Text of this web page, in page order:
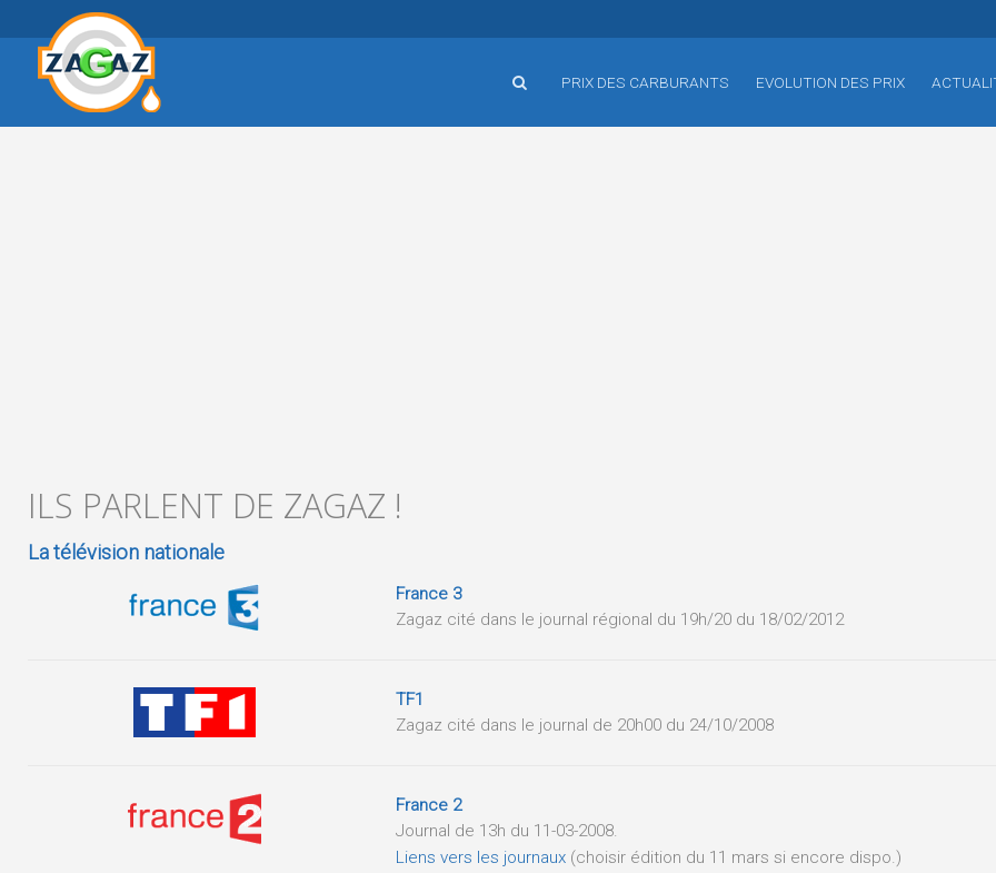
PRIX DES CARBURANTS EVOLUTION DES PRIX
ILS PARLENT DE ZAGAZ !
La télévision nationale
France 3
Zagaz cité dans le journal régional du 19h/20 du 18/02/2012
TF1
Zagaz cité dans le journal de 20h00 du 24/10/2008
France 2
Journal de 13h du 11-03-2008.
Liens vers les journaux (choisir édition du 11 mars si encore dispo.)